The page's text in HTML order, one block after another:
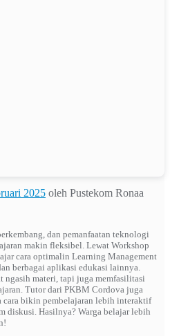
2025 oleh Pustekom Ronaa
dan pemanfaatan teknologi
makin fleksibel. Lewat Workshop
cara optimalin Learning Management
berbagai aplikasi edukasi lainnya.
materi, tapi juga memfasilitasi
Tutor dari PKBM Cordova juga
cara bikin pembelajaran lebih interaktif
diskusi. Hasilnya? Warga belajar lebih